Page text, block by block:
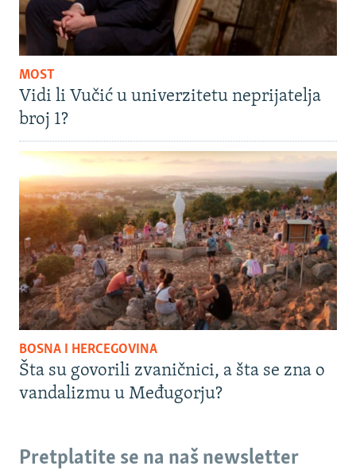
MOST
Vidi li Vučić u univerzitetu neprijatelja
broj 1?
BOSNA I HERCEGOVINA
Šta su govorili zvaničnici, a šta se zna o
vandalizmu u Međugorju?
Pretplatite se na naš newsletter